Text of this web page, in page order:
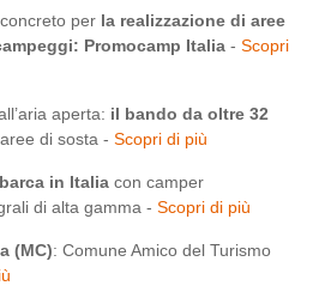
per la realizzazione di aree
Promocamp Italia - Scopri
aperta: il bando da oltre 32
di sosta - Scopri di più
in Italia con camper
di alta gamma - Scopri di più
(MC): Comune Amico del Turismo